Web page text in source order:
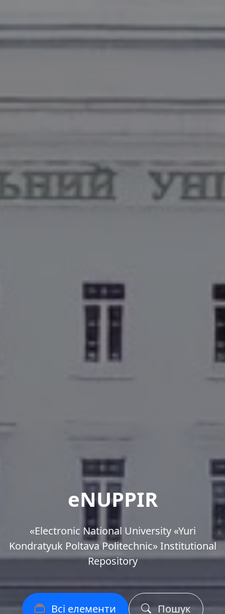
eNUPPIR
«Еlectronic National University «Yuri
Kondratyuk Poltava Politechnic» Institutional
Repository
Всі елементи Пошук